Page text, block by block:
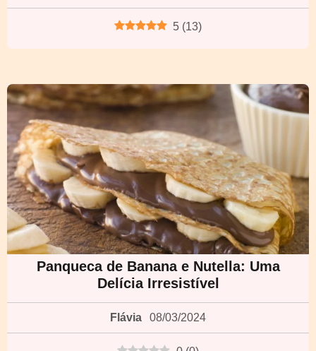
5 (13)
Panqueca de Banana e Nutella: Uma
Delícia Irresistível
Flávia 08/03/2024